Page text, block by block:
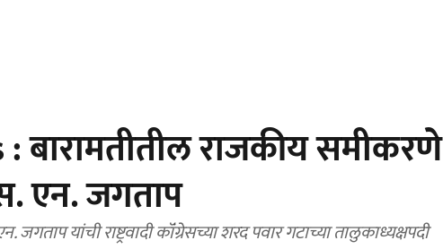
बारामतीतील राजकीय समीकरणे
एन. जगताप
जगताप यांची राष्ट्रवादी कॉंग्रेसच्या शरद पवार गटाच्या तालुकाध्यक्षपदी